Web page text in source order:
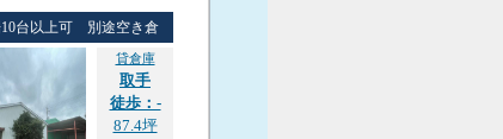
台以上可 別途空き倉
貸倉庫
取手
徒歩：-
87.4坪